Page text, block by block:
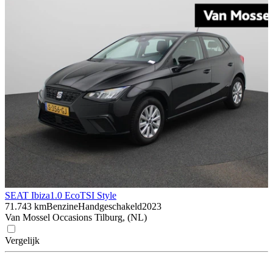
SEAT Ibiza1.0 EcoTSI Style
71.743 kmBenzineHandgeschakeld2023
Van Mossel Occasions Tilburg, (NL)
Vergelijk